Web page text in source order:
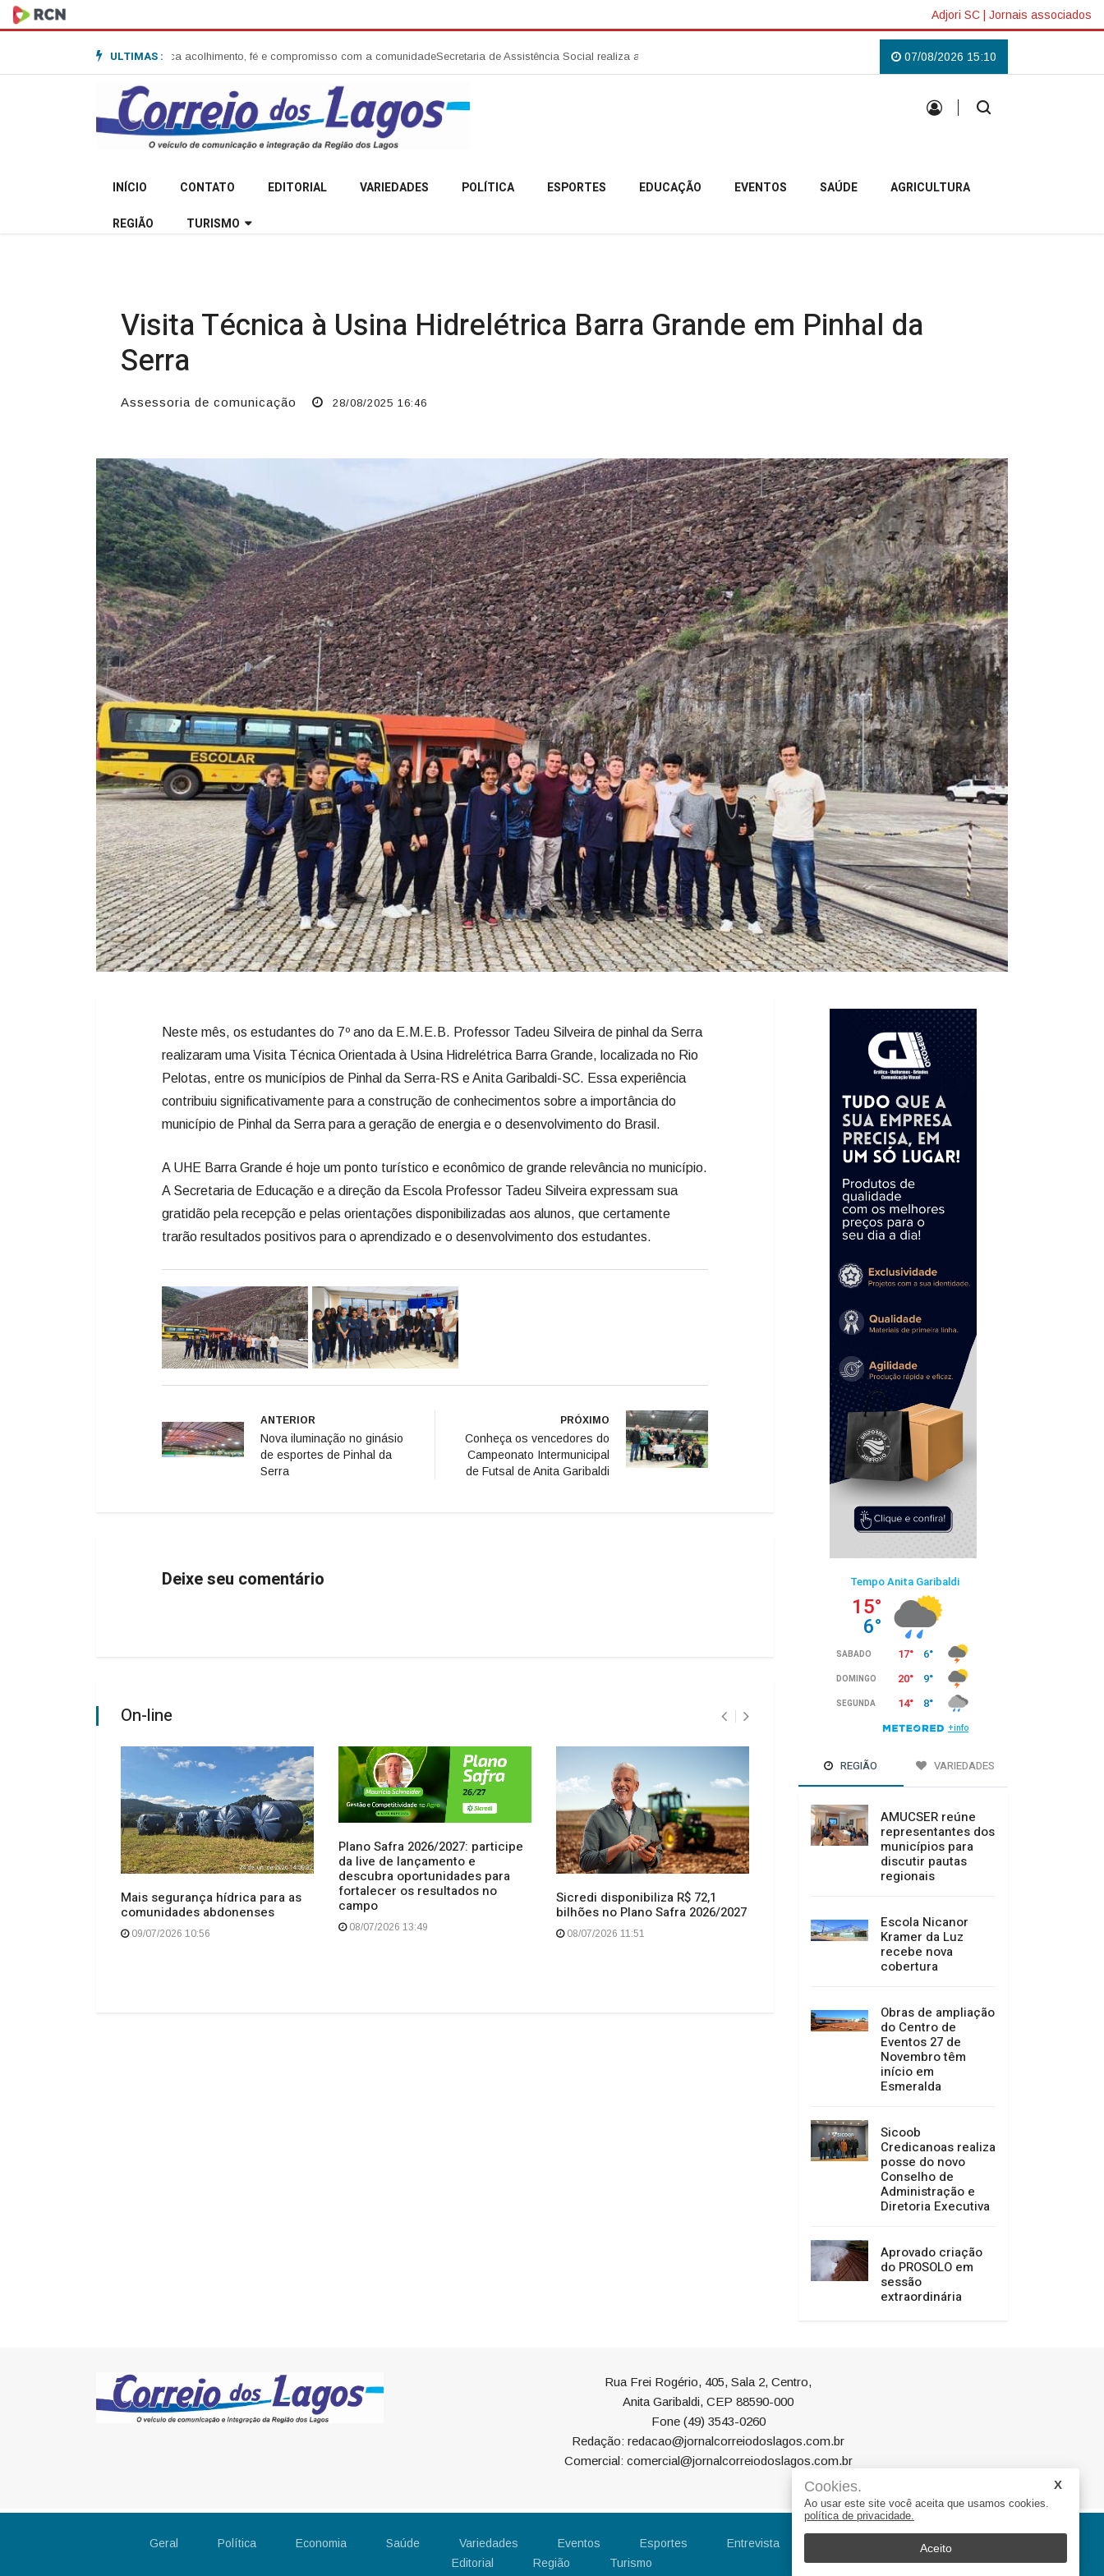
Adjori SC | Jornais associados
ULTIMAS :
Garibaldi e destaca acolhimento, fé e compromisso com a comunidadeSecretaria de Assistência Social realiza abertura da Campanha Agosto Lilás em Campo Belo do Sul Uma tradição que voltou a reunir a
07/08/2026 15:10
INÍCIO CONTATO EDITORIAL VARIEDADES POLÍTICA ESPORTES EDUCAÇÃO EVENTOS SAÚDE AGRICULTURA
REGIÃO TURISMO
Visita Técnica à Usina Hidrelétrica Barra Grande em Pinhal da
Serra
Assessoria de comunicação 28/08/2025 16:46
Neste mês, os estudantes do 7º ano da E.M.E.B. Professor Tadeu Silveira de pinhal da Serra
realizaram uma Visita Técnica Orientada à Usina Hidrelétrica Barra Grande, localizada no Rio
Pelotas, entre os municípios de Pinhal da Serra-RS e Anita Garibaldi-SC. Essa experiência
contribuiu significativamente para a construção de conhecimentos sobre a importância do
município de Pinhal da Serra para a geração de energia e o desenvolvimento do Brasil.
A UHE Barra Grande é hoje um ponto turístico e econômico de grande relevância no município.
A Secretaria de Educação e a direção da Escola Professor Tadeu Silveira expressam sua
gratidão pela recepção e pelas orientações disponibilizadas aos alunos, que certamente
trarão resultados positivos para o aprendizado e o desenvolvimento dos estudantes.
ANTERIOR
Nova iluminação no ginásio
de esportes de Pinhal da
Serra
PRÓXIMO
Conheça os vencedores do
Campeonato Intermunicipal
de Futsal de Anita Garibaldi
Deixe seu comentário
On-line
Mais segurança hídrica para as
comunidades abdonenses
09/07/2026 10:56
Plano Safra 2026/2027: participe
da live de lançamento e
descubra oportunidades para
fortalecer os resultados no
campo
08/07/2026 13:49
Sicredi disponibiliza R$ 72,1
bilhões no Plano Safra 2026/2027
08/07/2026 11:51 02/07/2026 14:52
REGIÃO VARIEDADES
AMUCSER reúne
representantes dos
municípios para
discutir pautas
regionais
Escola Nicanor
Kramer da Luz
recebe nova
cobertura
Obras de ampliação
do Centro de
Eventos 27 de
Novembro têm
início em
Esmeralda
Sicoob
Credicanoas realiza
posse do novo
Conselho de
Administração e
Diretoria Executiva
Aprovado criação
do PROSOLO em
sessão
extraordinária
Rua Frei Rogério, 405, Sala 2, Centro,
Anita Garibaldi, CEP 88590-000
Fone (49) 3543-0260
Redação: redacao@jornalcorreiodoslagos.com.br
Comercial: comercial@jornalcorreiodoslagos.com.br
Geral Política Economia Saúde Variedades Eventos Esportes Entrevista
Educação
Editorial
Região Turismo
Cookies.
Ao usar este site você aceita que usamos cookies.
política de privacidade.
Aceito